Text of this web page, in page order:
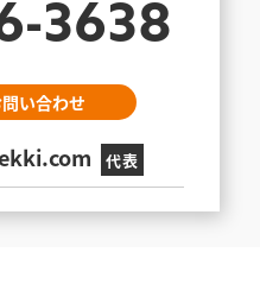
3638
い合わせ
代表